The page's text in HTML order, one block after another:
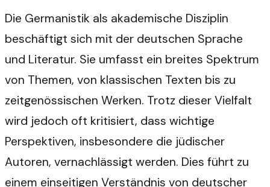
Die Germanistik als akademische Disziplin
beschäftigt sich mit der deutschen Sprache
und Literatur. Sie umfasst ein breites Spektrum
von Themen, von klassischen Texten bis zu
zeitgenössischen Werken. Trotz dieser Vielfalt
wird jedoch oft kritisiert, dass wichtige
Perspektiven, insbesondere die jüdischer
Autoren, vernachlässigt werden. Dies führt zu
einem einseitigen Verständnis von deutscher